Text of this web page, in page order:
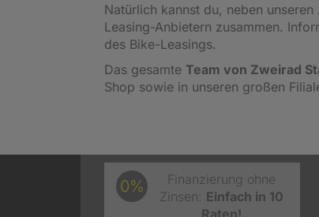
Natürlich kannst du, neben
Leasing-Anbietern zusammen.
des Bike-Leasings.
Das gesamte Team von Zweirad
Shop sowie in unseren großen
0%
Finanzierung ohne
Zinsen: Einfach in 10
Raten!